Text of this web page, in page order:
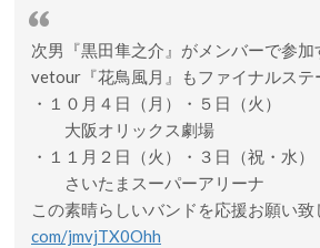
次男『黒田隼之介』がメンバーで参加
vetour『花鳥風月』もファイナルステ
・１０月４日（月）・５日（火）
大阪オリックス劇場
・１１月２日（火）・３日（祝・水）
さいたまスーパーアリーナ
この素晴らしいバンドを応援お願い致
com/jmvjTX0Ohh